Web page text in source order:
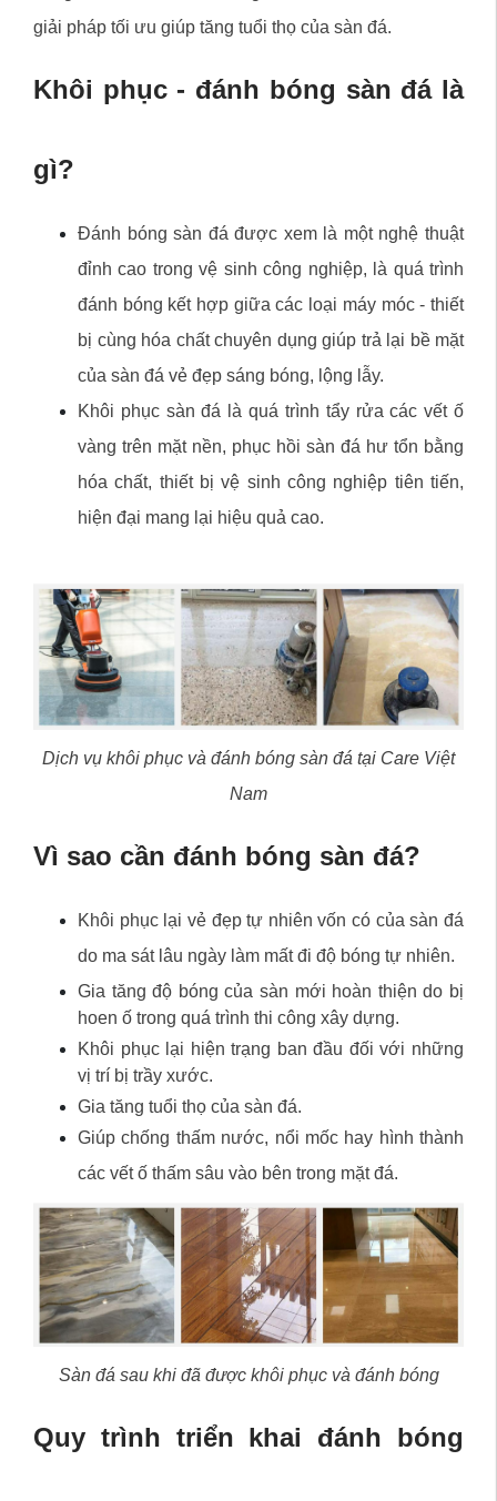
giải pháp tối ưu giúp tăng tuổi thọ của sàn đá.
Khôi phục - đánh bóng sàn đá là
gì?
Đánh bóng sàn đá được xem là một nghệ thuật
đỉnh cao trong vệ sinh công nghiệp, là quá trình
đánh bóng kết hợp giữa các loại máy móc - thiết
bị cùng hóa chất chuyên dụng giúp trả lại bề mặt
của sàn đá vẻ đẹp sáng bóng, lộng lẫy.
Khôi phục sàn đá là quá trình tẩy rửa các vết ố
vàng trên mặt nền, phục hồi sàn đá hư tổn bằng
hóa chất, thiết bị vệ sinh công nghiệp tiên tiến,
hiện đại mang lại hiệu quả cao.
Dịch vụ khôi phục và đánh bóng sàn đá tại Care Việt
Nam
Vì sao cần đánh bóng sàn đá?
Khôi phục lại vẻ đẹp tự nhiên vốn có của sàn đá
do ma sát lâu ngày làm mất đi độ bóng tự nhiên.
Gia tăng độ bóng của sàn mới hoàn thiện do bị
hoen ố trong quá trình thi công xây dựng.
Khôi phục lại hiện trạng ban đầu đối với những
vị trí bị trầy xước.
Gia tăng tuổi thọ của sàn đá.
Giúp chống thấm nước, nổi mốc hay hình thành
các vết ố thấm sâu vào bên trong mặt đá.
Sàn đá sau khi đã được khôi phục và đánh bóng
Quy trình triển khai đánh bóng